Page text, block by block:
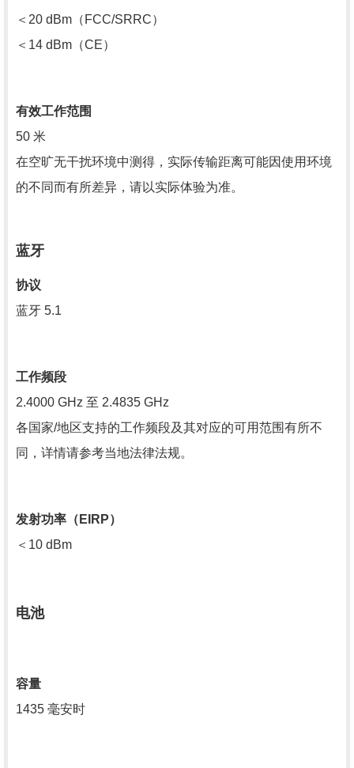
＜20 dBm（FCC/SRRC）
＜14 dBm（CE）
有效工作范围
50 米
在空旷无干扰环境中测得，实际传输距离可能因使用环境
的不同而有所差异，请以实际体验为准。
蓝牙
协议
蓝牙 5.1
工作频段
2.4000 GHz 至 2.4835 GHz
各国家/地区支持的工作频段及其对应的可用范围有所不
同，详情请参考当地法律法规。
发射功率（EIRP）
＜10 dBm
电池
容量
1435 毫安时